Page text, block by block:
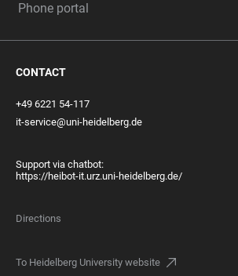
Phone portal
CONTACT
+49 6221 54-117
it-service@uni-heidelberg.de
Support via chatbot:
https://heibot-it.urz.uni-heidelberg.de/
Directions
To Heidelberg University website